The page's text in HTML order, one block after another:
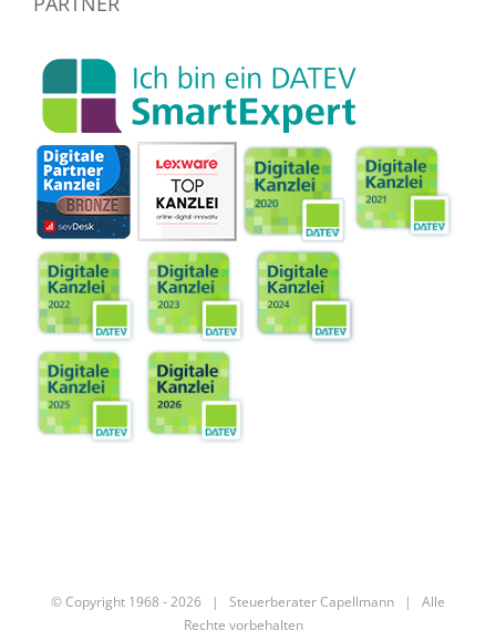
© Copyright 1968 -2026 | Steuerberater Capellmann | Alle
Rechte vorbehalten